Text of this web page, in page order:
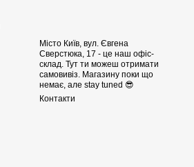
Місто Київ, вул. Євгена
Сверстюка, 17 - це наш офіс-
склад. Тут ти можеш отримати
самовивіз. Магазину поки що
немає, але stay tuned 😎
Контакти